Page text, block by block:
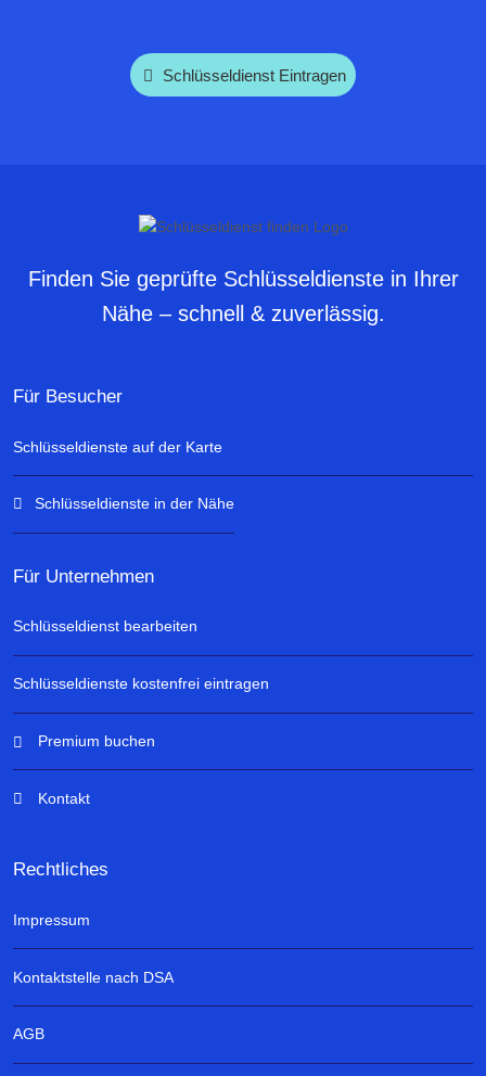
Schlüsseldienst Eintragen
Finden Sie geprüfte Schlüsseldienste in Ihrer
Nähe – schnell & zuverlässig.
Für Besucher
Schlüsseldienste auf der Karte
Schlüsseldienste in der Nähe
Für Unternehmen
Schlüsseldienst bearbeiten
Schlüsseldienste kostenfrei eintragen
Premium buchen
Kontakt
Rechtliches
Impressum
Kontaktstelle nach DSA
AGB